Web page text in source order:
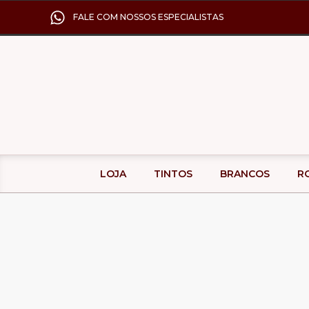
FALE COM NOSSOS ESPECIALISTAS
LOJA TINTOS BRANCOS